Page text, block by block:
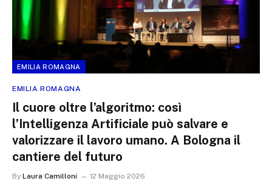
EMILIA ROMAGNA
EMILIA ROMAGNA
Il cuore oltre l’algoritmo: così
l’Intelligenza Artificiale può salvare e
valorizzare il lavoro umano. A Bologna il
cantiere del futuro
By Laura Camilloni 12 Maggio 2026